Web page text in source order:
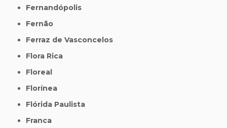
Fernandópolis
Fernão
Ferraz de Vasconcelos
Flora Rica
Floreal
Florínea
Flórida Paulista
Franca